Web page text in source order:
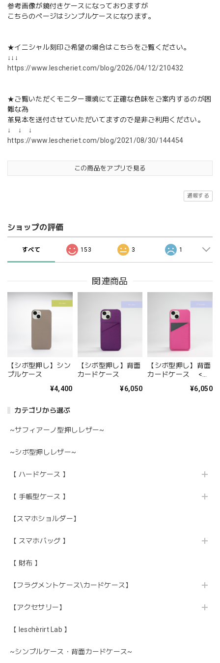
カテゴリから選ぶ
~サフィアーノ型押しレザー~
~シボ型押しレザー~
【 ハードケース 】
【 手帳型ケース 】
【スマホショルダー】
【 スマホバッグ 】
【 財布 】
【フラグメントケース\カードケース】
【アクセサリー】
【 leschèrirt Lab 】
~シンプルケース・背面カードケース~
参考画像が鏡付きケースになっておりますが
こちらのページはシンプルケースになります。
★イニシャル刻印ご希望の場合はこちらをご覧ください。
↓↓↓
https://www.lescheriet.com/blog/2026/04/12/210432
★ご覧いただくモニター環境にて正確な色味をご案内するのが困
難な為
革見本を送付させていただいてますので是非ご利用ください。
↓ ↓ ↓
https://www.lescheriet.com/blog/2021/08/30/144454
この商品をアプリで見る
通報する
ショップの評価
すべて 153 3 1
関連商品
【シボ型押し】シン
プルケース
¥4,400
【シボ型押し】背面
カードケース
¥6,050
【シボ型押し】背面
カードケース <バ
¥6,050